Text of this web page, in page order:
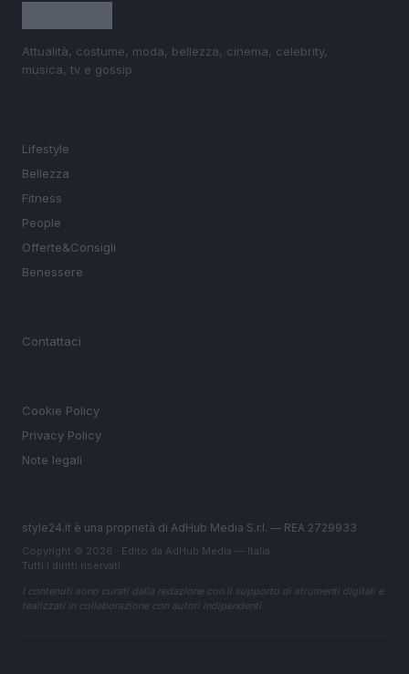
Attualità, costume, moda, bellezza, cinema, celebrity,
musica, tv e gossip.
Lifestyle
Bellezza
Fitness
People
Offerte&Consigli
Benessere
Contattaci
Cookie Policy
Privacy Policy
Note legali
style24.it è una proprietà di AdHub Media S.r.l. — REA 2729933
Copyright © 2026 · Edito da AdHub Media — Italia
Tutti i diritti riservati
I contenuti sono curati dalla redazione con il supporto di strumenti digitali e
realizzati in collaborazione con autori indipendenti.